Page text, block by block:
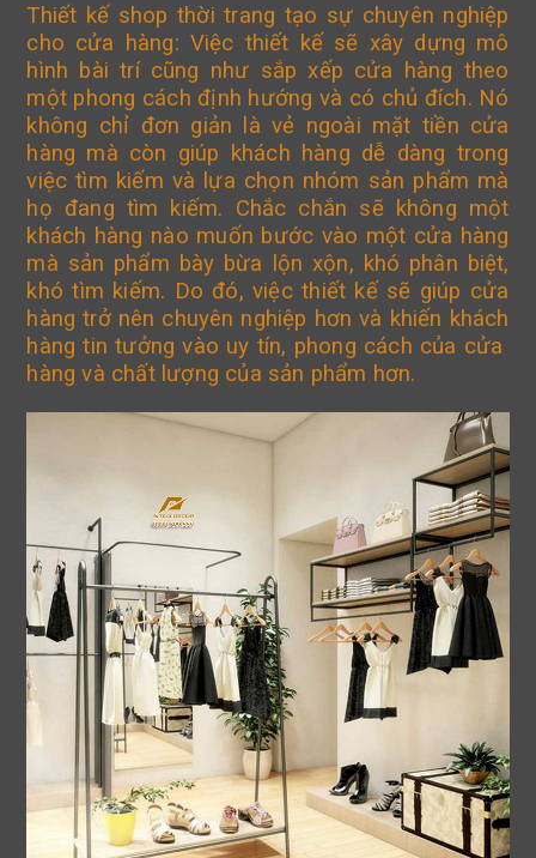
Thiết kế shop thời trang tạo sự chuyên nghiệp
cho cửa hàng: Việc thiết kế sẽ xây dựng mô
hình bài trí cũng như sắp xếp cửa hàng theo
một phong cách định hướng và có chủ đích. Nó
không chỉ đơn giản là vẻ ngoài mặt tiền cửa
hàng mà còn giúp khách hàng dễ dàng trong
việc tìm kiếm và lựa chọn nhóm sản phẩm mà
họ đang tìm kiếm. Chắc chắn sẽ không một
khách hàng nào muốn bước vào một cửa hàng
mà sản phẩm bày bừa lộn xộn, khó phân biệt,
khó tìm kiếm. Do đó, việc thiết kế sẽ giúp cửa
hàng trở nên chuyên nghiệp hơn và khiến khách
hàng tin tưởng vào uy tín, phong cách của cửa
hàng và chất lượng của sản phẩm hơn.